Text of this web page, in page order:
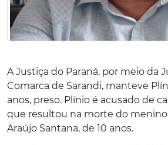
A Justiça do Paraná, por meio da
Comarca de Sarandi, manteve
anos, preso. Plínio é acusado de
que resultou na morte do menino
Araújo Santana, de 10 anos.